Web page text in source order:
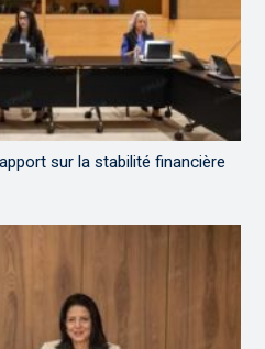
sur la stabilité financière